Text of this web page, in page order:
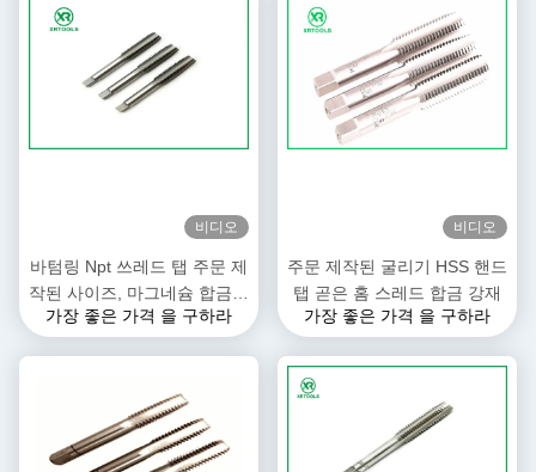
비디오
바텀링 Npt 쓰레드 탭 주문 제
작된 사이즈, 마그네슘 합금은
바랍니다 미터법 도청
가장 좋은 가격 을 구하라
비디오
주문 제작된 굴리기 HSS 핸드
탭 곧은 홈 스레드 합금 강재
가장 좋은 가격 을 구하라